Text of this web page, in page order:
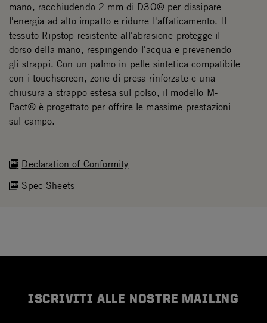
Declaration of Conformity
Spec Sheets
mano, racchiudendo 2 mm di D3O® per dissipare
l'energia ad alto impatto e ridurre l'affaticamento. Il
tessuto Ripstop resistente all'abrasione protegge il
dorso della mano, respingendo l'acqua e prevenendo
gli strappi. Con un palmo in pelle sintetica compatibile
con i touchscreen, zone di presa rinforzate e una
chiusura a strappo estesa sul polso, il modello M-
Pact® è progettato per offrire le massime prestazioni
sul campo.
ISCRIVITI ALLE NOSTRE MAILING